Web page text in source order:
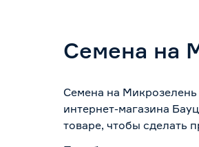
Семена на
Семена на Микрозелень
интернет-магазина
товаре, чтобы сделать